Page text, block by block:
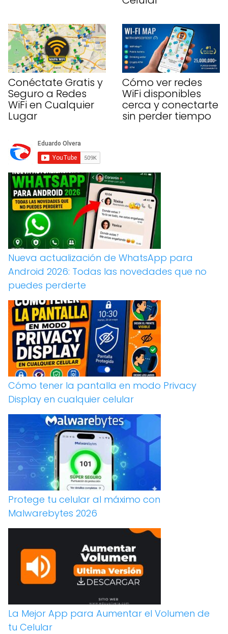
Conéctate Gratis y
Seguro a Redes
WiFi en Cualquier
Lugar
Cómo ver redes
WiFi disponibles
cerca y conectarte
sin perder tiempo
Nueva actualización de WhatsApp para
Android 2026: Todas las novedades que no
puedes perderte
Cómo tener la pantalla en modo Privacy
Display en cualquier celular
Protege tu celular al máximo con
Malwarebytes 2026
La Mejor App para Aumentar el Volumen de
tu Celular